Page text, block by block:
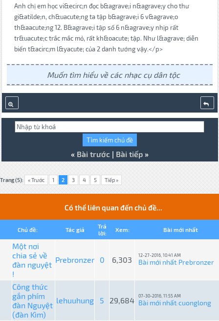
Anh chị em học vi&ecirc;n đọc b&agrave;i n&agrave;y cho thư
gi&atilde;n, ch&uacute;ng ta tập b&agrave;i 6 v&agrave;o
th&aacute;ng 12. B&agrave;i tập số 6 n&agrave;y nhịp rất
tr&uacute;c trắc mắc mỏ, rất kh&oacute; tập. Như l&agrave; diễn
biến t&acirc;m l&yacute; của 2 danh tướng vậy.</p>
Muốn tìm hiểu về các nhạc cụ dân tộc
« Bài trước| Bài tiếp»
Trang (5): « Trước 1 2 3 4 5 Tiếp »
Có thể liên quan đến chủ đề...
Chủ đề: Tác giả
Trả
lời:
Xem: Bài mới nhất
Một nơi
chia sẻ về
đàn nguyệt
!
Prebronzer 0 6,303 12-27-2016, 10:41 AM
Bài mới nhất: Prebronzer
Công thức
gắn phím
đàn Nguyệt
(đàn Kìm)
lehuuhung 5 29,684 07-30-2016, 11:55 AM
Bài mới nhất:cuonglong